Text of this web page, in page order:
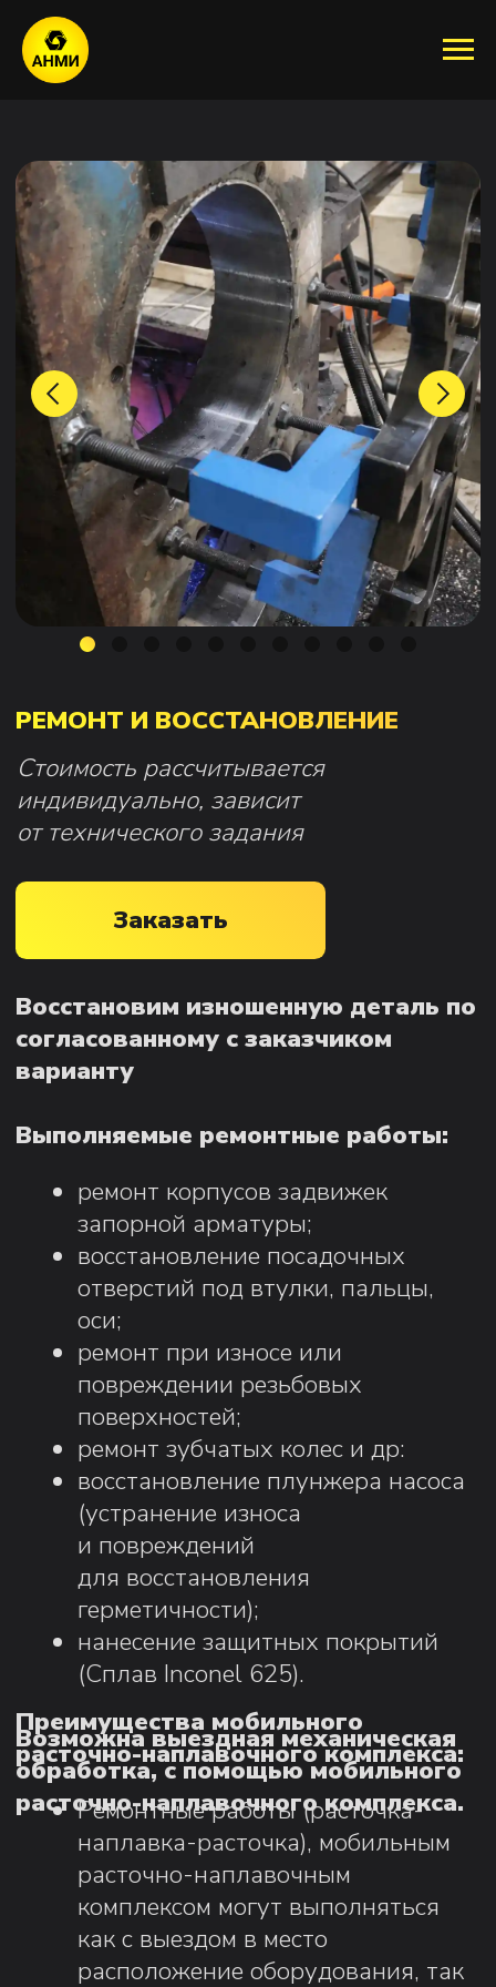
Стоимость рассчитывается
индивидуально, зависит
от технического задания
РЕМОНТ И ВОССТАНОВЛЕНИЕ
Заказать
Преимущества мобильного
расточно-наплавочного комплекса:
Ремонтные работы (расточка-
наплавка-расточка), мобильным
комплексом могут выполняться
как с выездом в место
расположение оборудования, так
и на своей производственной
площадке.
Используемое оборудование
позволяет добиваться высокой
точности и качества результата
работ, при низких температурах
до - 20°.
Компактные размеры позволяют
размещать станок в ограниченном
пространстве в любом положении.
Восстановительные работы
производятся в широком
диапазоне диаметров от 40 до 800
мм
Экономия средств по сравнению с
покупкой нового оборудования.
Сплав Inconel 625является
распространенным
коррозионностойким сплавом, который
может использоваться в процессе
наплавки. Нанося слой сплава Inconel
625, мы придаем стали исключительную
стойкость к щелевой и точечной
Восстановим изношенную деталь по
варианту
Выполняемые ремонтные работы:
ремонт корпусов задвижек
отверстий под втулки, пальцы,
ремонт при износе или
поверхностей;
ремонт зубчатых колес и др:
восстановление плунжера насоса
(устранение износа
для восстановления
герметичности);
(Сплав Inconel 625).
Возможна выездная механическая
обработка, с помощью мобильного
расточно-наплавочного комплекса.